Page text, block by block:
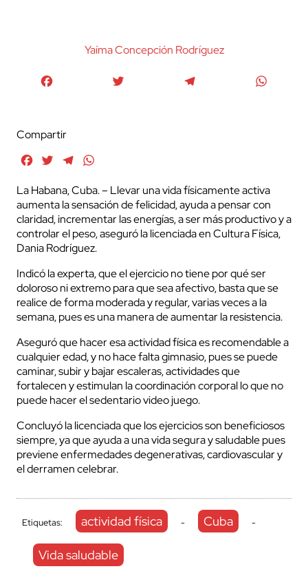
Yaíma Concepción Rodríguez
Compartir
FacebookTwitterTelegram
La Habana, Cuba. – Llevar una vida físicamente activa
aumenta la sensación de felicidad, ayuda a pensar con
claridad, incrementar las energías, a ser más productivo y a
controlar el peso, aseguró la licenciada en Cultura Física,
Dania Rodríguez.
Indicó la experta, que el ejercicio no tiene por qué ser
doloroso ni extremo para que sea afectivo, basta que se
realice de forma moderada y regular, varias veces a la
semana, pues es una manera de aumentar la resistencia.
Aseguró que hacer esa actividad física es recomendable a
cualquier edad, y no hace falta gimnasio, pues se puede
caminar, subir y bajar escaleras, actividades que
fortalecen y estimulan la coordinación corporal lo que no
puede hacer el sedentario video juego.
Concluyó la licenciada que los ejercicios son beneficiosos
siempre, ya que ayuda a una vida segura y saludable pues
previene enfermedades degenerativas, cardiovascular y
el derramen celebrar.
Etiquetas: actividad física - Cuba -
Vida saludable